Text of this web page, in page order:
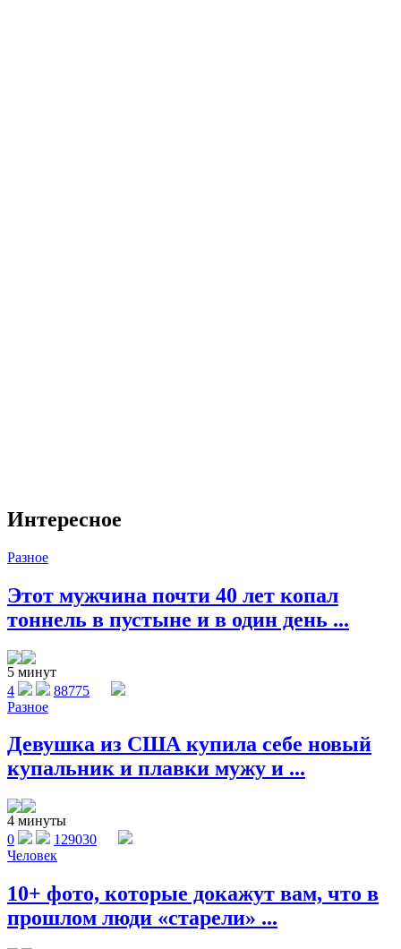
Интересное
Разное
Этот мужчина почти 40 лет копал
тоннель в пустыне и в один день ...
5 минут
4
88775
Разное
Девушка из США купила себе новый
купальник и плавки мужу и ...
4 минуты
0
129030
Человек
10+ фото, которые докажут вам, что в
прошлом люди «старели» ...